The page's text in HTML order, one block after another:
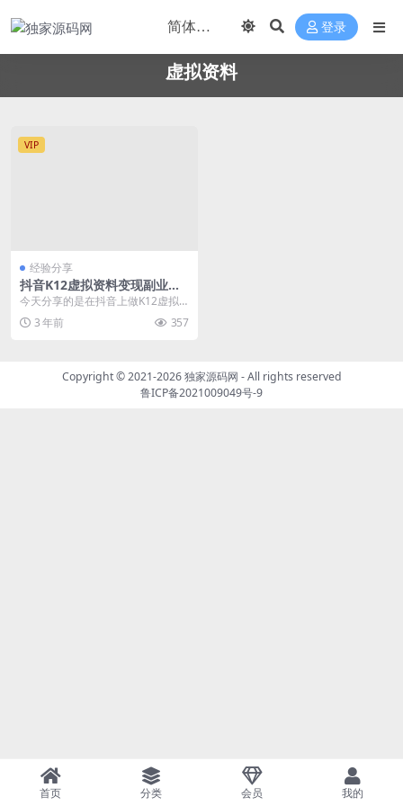
登录
虚拟资料
VIP
经验分享
抖音K12虚拟资料变现副业项
目玩法，一条龙实操经验，视
今天分享的是在抖音上做K12虚拟
资料项目玩法，这个和之前我们讲
的小红书大差不差，...
3 年前 357
Copyright © 2021-2026独家源码网 - All rights reserved
鲁ICP备2021009049号-9
首页 分类 会员 我的